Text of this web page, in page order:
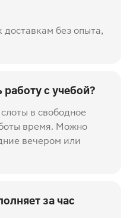
без опыта,
с учебой?
в свободное
время. Можно
вечером или
за час